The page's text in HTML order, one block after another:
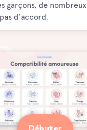
garçons, de
d'accord.